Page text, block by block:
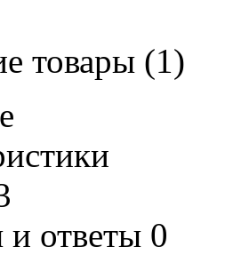
товары (1)
ответы 0